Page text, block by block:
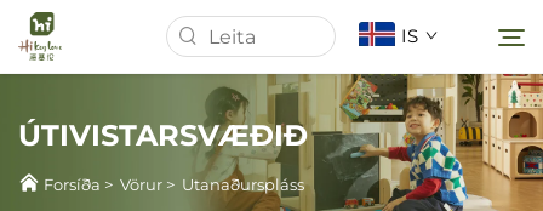
IS
ÚTIVISTARSVÆÐIÐ
Forsíða > Vörur > Utanaðurspláss